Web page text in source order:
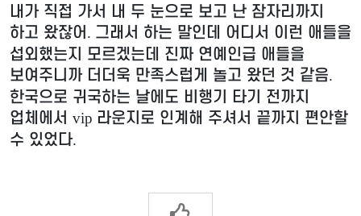
내가 직접 가서 내 두 눈으로 보고 난 잠자리까지
하고 왔잖어 . 그래서 하는 말인데 어디서 이런 애들을
섭외했는지 모르겠는데 진짜 연예인급 애들을
보여주니까 더더욱 만족스럽게 놀고 왔던 것 같음.
한국으로 귀국하는 날에도 비행기 타기 전까지
업체에서 vip 라운지로 인계해 주셔서 끝까지 편안할
수 있었다.